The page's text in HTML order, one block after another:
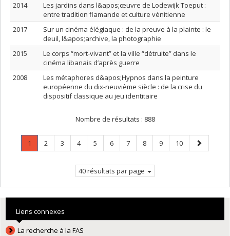
2014
Les jardins dans l&apos;œuvre de Lodewijk Toeput :
entre tradition flamande et culture vénitienne
2017
Sur un cinéma élégiaque : de la preuve à la plainte : le
deuil, l&apos;archive, la photographie
2015
Le corps “mort-vivant” et la ville “détruite” dans le
cinéma libanais d’après guerre
2008
Les métaphores d&apos;Hypnos dans la peinture
européenne du dix-neuvième siècle : de la crise du
dispositif classique au jeu identitaire
Nombre de résultats : 888
Page
1
Page
Page
2 Page
3 Page
4 Page
5 Page
6 Page
7 Page
8 Page
9 Page
10
Page
suivante
40 résultats par page
Liens connexes
La recherche à la FAS